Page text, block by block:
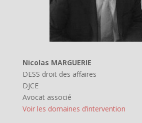
Nicolas MARGUERIE
DESS droit des affaires
DJCE
Avocat associé
Voir les domaines d’intervention